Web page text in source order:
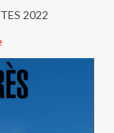
2022